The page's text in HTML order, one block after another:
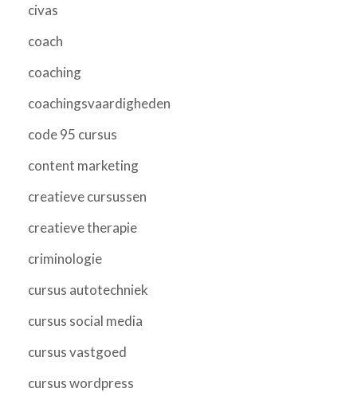
civas
coach
coaching
coachingsvaardigheden
code 95 cursus
content marketing
creatieve cursussen
creatieve therapie
criminologie
cursus autotechniek
cursus social media
cursus vastgoed
cursus wordpress